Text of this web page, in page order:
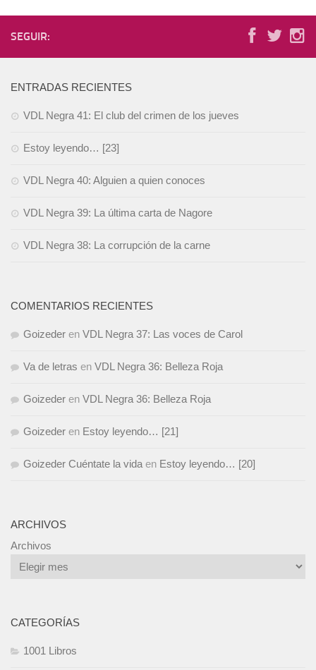
SEGUIR:
ENTRADAS RECIENTES
VDL Negra 41: El club del crimen de los jueves
Estoy leyendo… [23]
VDL Negra 40: Alguien a quien conoces
VDL Negra 39: La última carta de Nagore
VDL Negra 38: La corrupción de la carne
COMENTARIOS RECIENTES
Goizeder en VDL Negra 37: Las voces de Carol
Va de letras en VDL Negra 36: Belleza Roja
Goizeder en VDL Negra 36: Belleza Roja
Goizeder en Estoy leyendo… [21]
Goizeder Cuéntate la vidaen Estoy leyendo… [20]
ARCHIVOS
Archivos
CATEGORÍAS
1001 Libros